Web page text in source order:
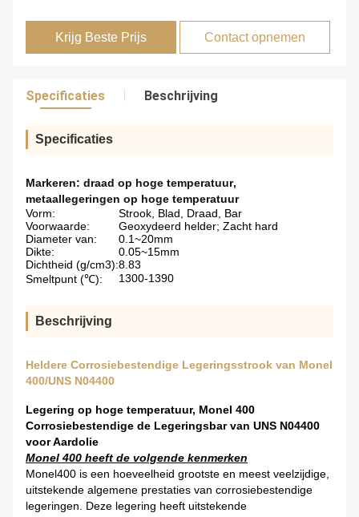
Krijg Beste Prijs Contact opnemen
Specificaties Beschrijving
Specificaties
Markeren: draad op hoge temperatuur,
metaallegeringen op hoge temperatuur
Vorm:
Strook, Blad, Draad, Bar
Voorwaarde:
Geoxydeerd helder; Zacht hard
Diameter van:
0.1~20mm
Dikte:
0.05~15mm
Dichtheid (g/cm3):8.83
Smeltpunt (℃):
1300-1390
Beschrijving
Heldere Corrosiebestendige Legeringsstrook van Monel
400/UNS N04400
Legering op hoge temperatuur, Monel 400
Corrosiebestendige de Legeringsbar van UNS N04400
voor Aardolie
Monel 400 heeft de volgende kenmerken
Monel400 is een hoeveelheid grootste en meest veelzijdige,
uitstekende algemene prestaties van corrosiebestendige
legeringen. Deze legering heeft uitstekende